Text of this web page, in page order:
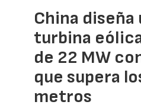
China diseña
turbina
de 22 MW
que supera
metros